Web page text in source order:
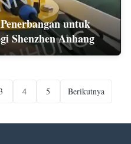
untuk
Shenzhen Anhang
4 5 Berikutnya